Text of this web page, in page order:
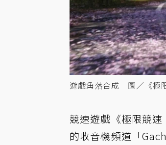
遊戲角落合成 圖／《極
競速遊戲《極限競
的收音機頻道「